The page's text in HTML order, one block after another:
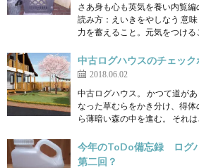
さあ身も心も英気を養い内覧編
読み方：えいきをやしなう 意
力を蓄えること。元気をつけ
中古ログハウスのチェック
2018.06.02
中古ログハウス。 かつて道が
なった草むらをかき分け、得
ら薄暗い森の中を進む。 それ
今年のToDo備忘録 ログ
第二回？